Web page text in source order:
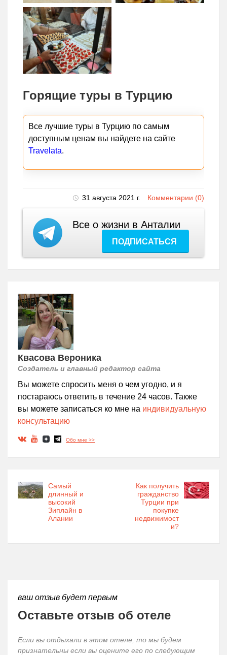
Горящие туры в Турцию
Все лучшие туры в Турцию по самым
доступным ценам вы найдете на сайте
Travelata.
31 августа 2021 г. Комментарии (0)
Все о жизни в Анталии
ПОДПИСАТЬСЯ
Квасова Вероника
Создатель и главный редактор сайта
Вы можете спросить меня о чем угодно, и я
постараюсь ответить в течение 24 часов. Также
вы можете записаться ко мне на индивидуальную
консультацию
Обо мне >>
Самый
длинный и
высокий
Зиплайн в
Алании
Как получить
гражданство
Турции при
покупке
недвижимост
и?
ваш отзыв будет первым
Оставьте отзыв об отеле
Если вы отдыхали в этом отеле, то мы будем
признательны если вы оцените его по следующим